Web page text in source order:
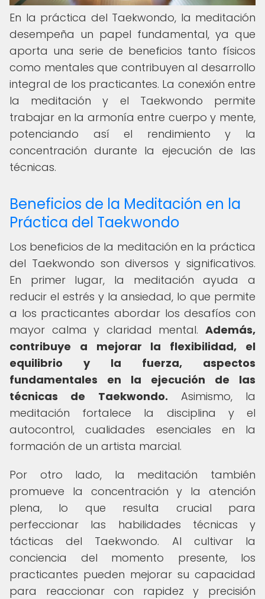
En la práctica del Taekwondo, la meditación
desempeña un papel fundamental, ya que
aporta una serie de beneficios tanto físicos
como mentales que contribuyen al desarrollo
integral de los practicantes. La conexión entre
la meditación y el Taekwondo permite
trabajar en la armonía entre cuerpo y mente,
potenciando así el rendimiento y la
concentración durante la ejecución de las
técnicas.
Beneficios de la Meditación en la
Práctica del Taekwondo
Los beneficios de la meditación en la práctica
del Taekwondo son diversos y significativos.
En primer lugar, la meditación ayuda a
reducir el estrés y la ansiedad, lo que permite
a los practicantes abordar los desafíos con
mayor calma y claridad mental. Además,
contribuye a mejorar la flexibilidad, el
equilibrio y la fuerza, aspectos
fundamentales en la ejecución de las
técnicas de Taekwondo. Asimismo, la
meditación fortalece la disciplina y el
autocontrol, cualidades esenciales en la
formación de un artista marcial.
Por otro lado, la meditación también
promueve la concentración y la atención
plena, lo que resulta crucial para
perfeccionar las habilidades técnicas y
tácticas del Taekwondo. Al cultivar la
conciencia del momento presente, los
practicantes pueden mejorar su capacidad
para reaccionar con rapidez y precisión